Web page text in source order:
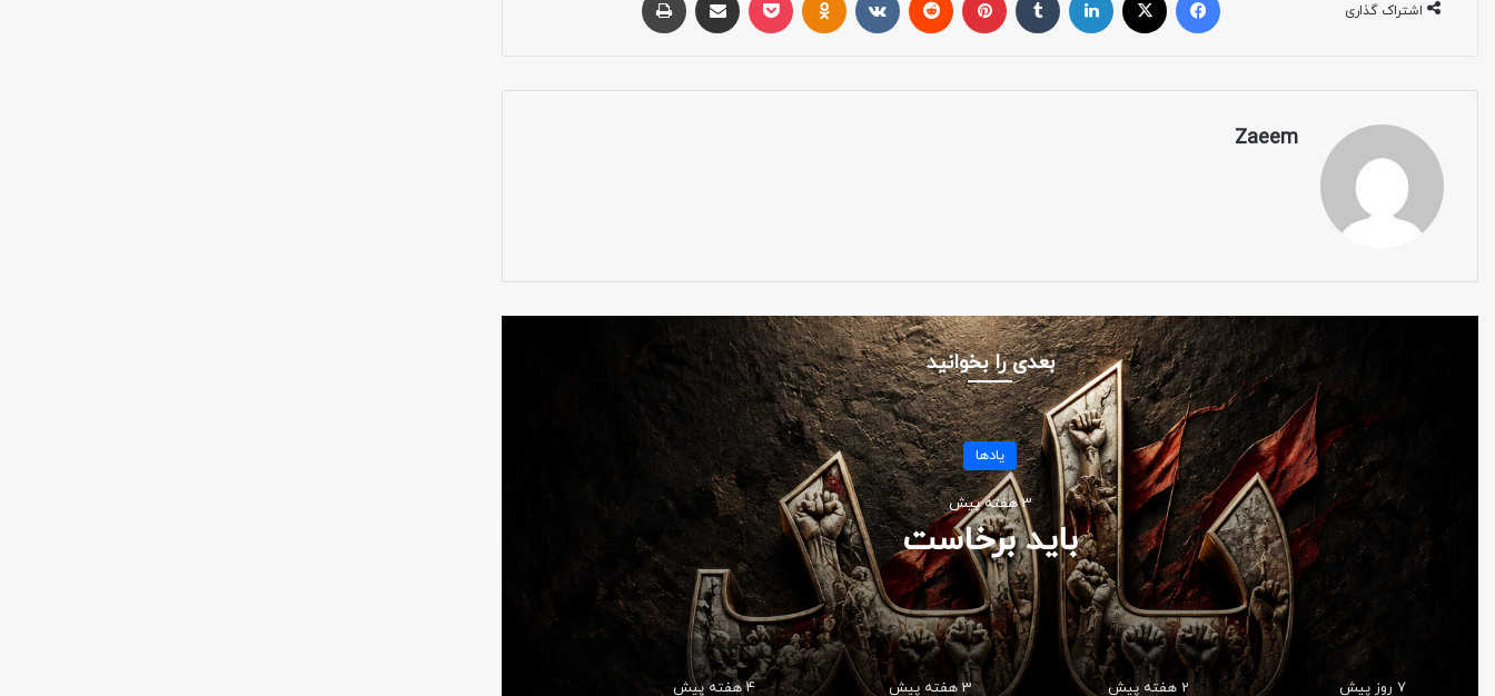
اشتراک گذاری
Zaeem
بعدی را بخوانید
مناسبتی
4 هفته پیش
تیرماهِ پُر ستاره
7 روز پیش 2 هفته پیش 3 هفته پیش 4 هفته پیش